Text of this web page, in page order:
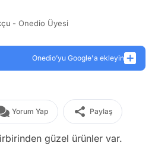
- Onedio Üyesi
Onedio’yu Google'a ekleyin
Yorum Yap Paylaş
güzel ürünler var.